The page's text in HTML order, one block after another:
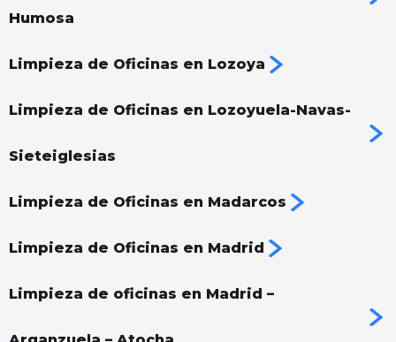
Humosa
Limpieza de Oficinas en Lozoya
Limpieza de Oficinas en Lozoyuela-Navas-
Sieteiglesias
Limpieza de Oficinas en Madarcos
Limpieza de Oficinas en Madrid
Limpieza de oficinas en Madrid –